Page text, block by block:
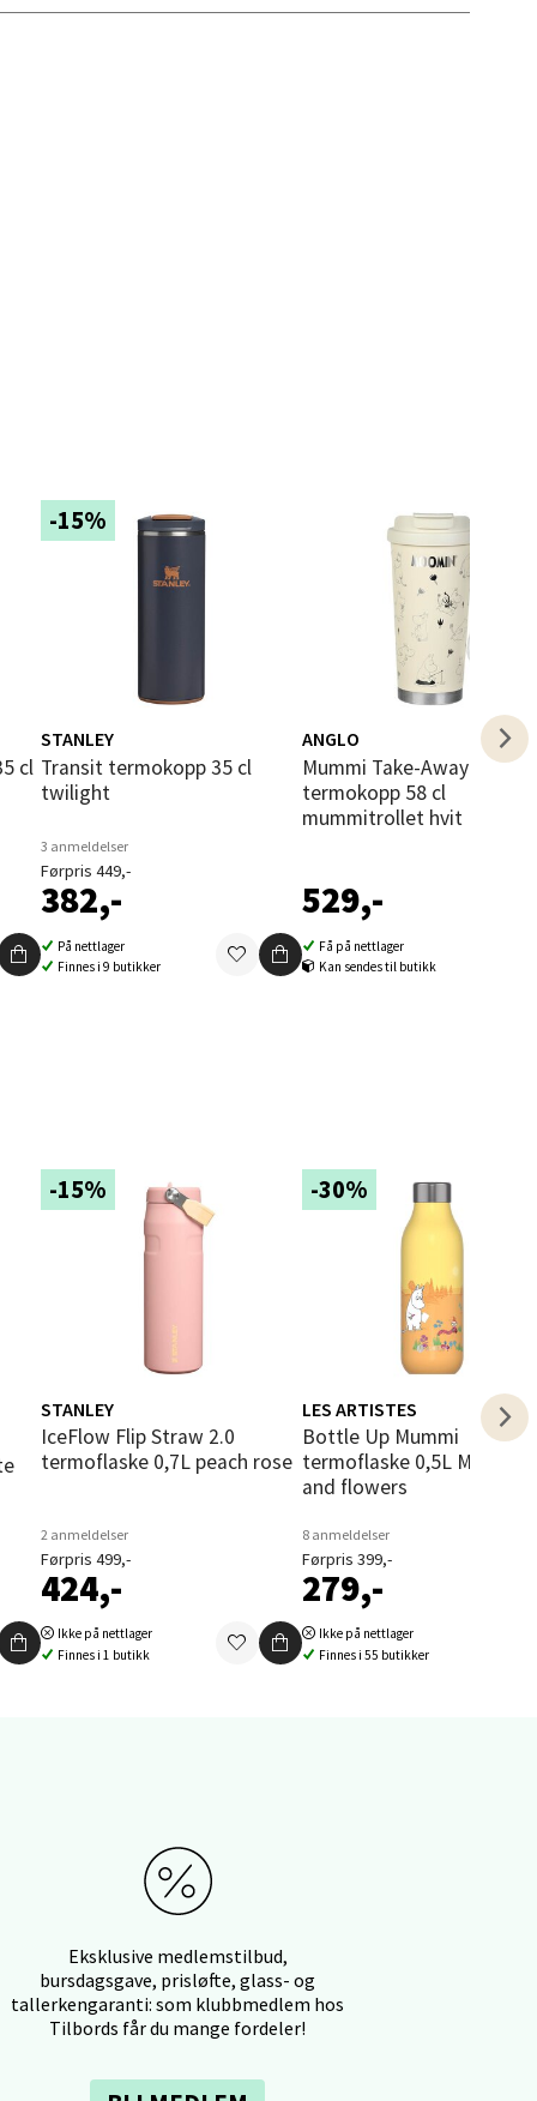
-15%
STANLEY
Transit termokopp 35 cl
twilight
3 anmeldelser
Førpris 449,-
382,-
På nettlager
Finnes i 9 butikker
ANGLO
Mummi Take-Away
termokopp 58 cl
mummitrollet hvit
529,-
Få på nettlager
Kan sendes til butikk
-15%
STANLEY
IceFlow Flip Straw 2.0
termoflaske 0,7L peach rose
2 anmeldelser
Førpris 499,-
424,-
Ikke på nettlager
Finnes i 1 butikk
-30%
LES ARTISTES
Bottle Up Mummi
termoflaske 0,5L Moomin
and flowers
8 anmeldelser
Førpris 399,-
279,-
Ikke på nettlager
Finnes i 55 butikker
Eksklusive medlemstilbud,
bursdagsgave, prisløfte, glass- og
tallerkengaranti: som klubbmedlem hos
Tilbords får du mange fordeler!